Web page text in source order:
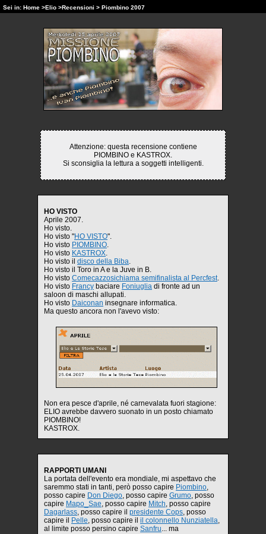
Sei in: Home >Elio >Recensioni > Piombino 2007
Attenzione: questa recensione contiene
PIOMBINO e KASTROX.
Si sconsiglia la lettura a soggetti intelligenti.
HO VISTO
Aprile 2007.
Ho visto.
Ho visto "HO VISTO".
Ho visto PIOMBINO.
Ho visto KASTROX.
Ho visto il disco della Biba.
Ho visto il Toro in A e la Juve in B.
Ho visto Comecazzosichiama semifinalista al Percfest.
Ho visto Francy baciare Foniuglia di fronte ad un
saloon di maschi allupati.
Ho visto Daiconan insegnare informatica.
Ma questo ancora non l'avevo visto:
Non era pesce d'aprile, né carnevalata fuori stagione:
ELIO avrebbe davvero suonato in un posto chiamato
PIOMBINO!
KASTROX.
RAPPORTI UMANI
La portata dell'evento era mondiale, mi aspettavo che
saremmo stati in tanti, però posso capire Piombino,
posso capire Don Diego, posso capire Grumo, posso
capire Mapo_Sae, posso capire Mitch, posso capire
Dagarlass, posso capire il presidente Cops, posso
capire il
Pelle, posso capire il il colonnello Nunziatella,
al limite posso persino capire Sanfru... ma